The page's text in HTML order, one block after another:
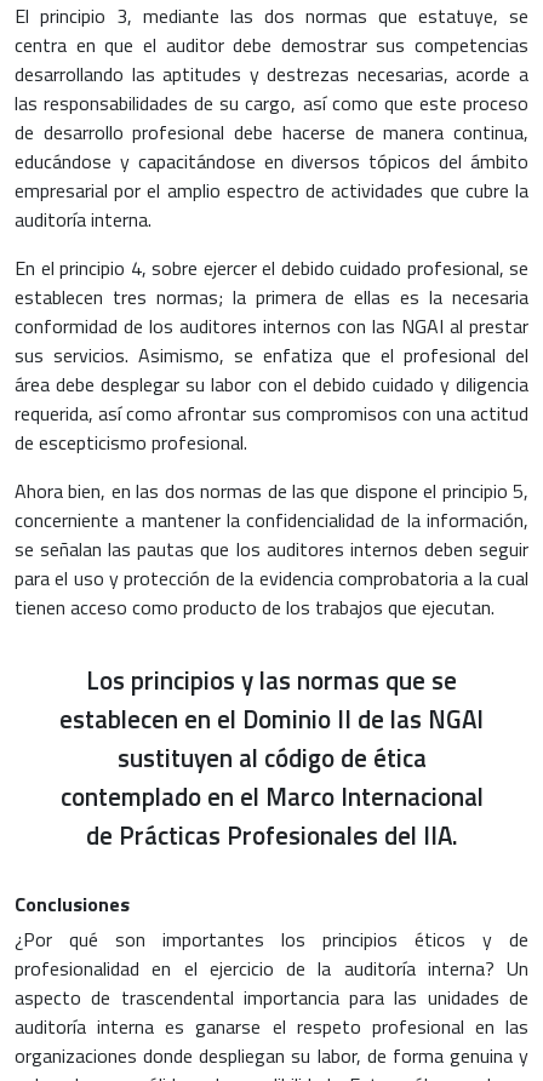
El principio 3, mediante las dos normas que estatuye, se
centra en que el auditor debe demostrar sus competencias
desarrollando las aptitudes y destrezas necesarias, acorde a
las responsabilidades de su cargo, así como que este proceso
de desarrollo profesional debe hacerse de manera continua,
educándose y capacitándose en diversos tópicos del ámbito
empresarial por el amplio espectro de actividades que cubre la
auditoría interna.
En el principio 4, sobre ejercer el debido cuidado profesional, se
establecen tres normas; la primera de ellas es la necesaria
conformidad de los auditores internos con las NGAI al prestar
sus servicios. Asimismo, se enfatiza que el profesional del
área debe desplegar su labor con el debido cuidado y diligencia
requerida, así como afrontar sus compromisos con una actitud
de escepticismo profesional.
Ahora bien, en las dos normas de las que dispone el principio 5,
concerniente a mantener la confidencialidad de la información,
se señalan las pautas que los auditores internos deben seguir
para el uso y protección de la evidencia comprobatoria a la cual
tienen acceso como producto de los trabajos que ejecutan.
Los principios y las normas que se
establecen en el Dominio II de las NGAI
sustituyen al código de ética
contemplado en el Marco Internacional
de Prácticas Profesionales del IIA.
Conclusiones
¿Por qué son importantes los principios éticos y de
profesionalidad en el ejercicio de la auditoría interna? Un
aspecto de trascendental importancia para las unidades de
auditoría interna es ganarse el respeto profesional en las
organizaciones donde despliegan su labor, de forma genuina y